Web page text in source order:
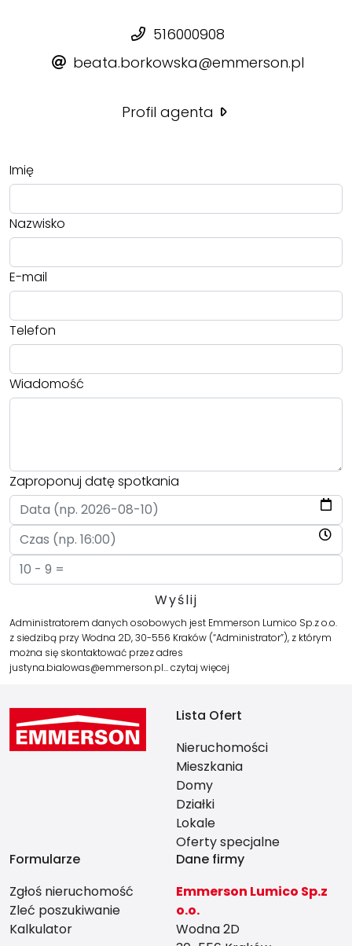
516000908
beata.borkowska@emmerson.pl
Profil agenta
Imię
Nazwisko
E-mail
Telefon
Wiadomość
Zaproponuj datę spotkania
Administratorem danych osobowych jest Emmerson Lumico Sp.z o.o.
z siedzibą przy Wodna 2D, 30-556 Kraków (“Administrator”), z którym
można się skontaktować przez adres
justyna.bialowas@emmerson.pl…czytaj więcej
Lista Ofert
Nieruchomości
Mieszkania
Domy
Działki
Lokale
Oferty specjalne
Formularze
Zgłoś nieruchomość
Zleć poszukiwanie
Kalkulator
Dane firmy
Emmerson Lumico Sp.z
o.o.
Wodna 2D